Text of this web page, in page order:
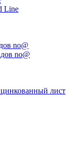
Line
no@
no@
лист